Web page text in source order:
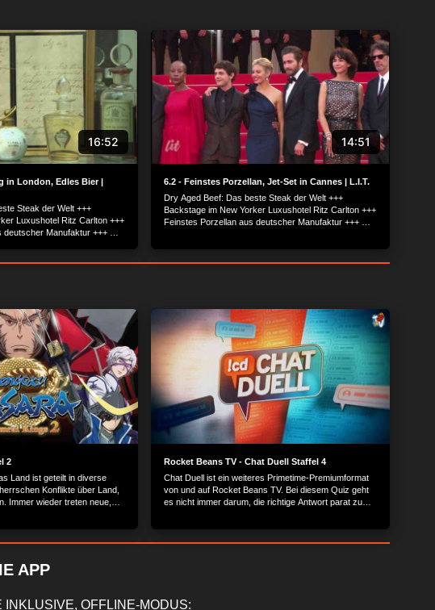
16:52
in London, Edles Bier |
Steak der Welt +++
Luxushotel Ritz Carlton +++
Manufaktur +++ Mit
14:51
6.2 - Feinstes Porzellan, Jet-Set in Cannes | L.I.T.
Dry Aged Beef: Das beste Steak der Welt +++
Backstage im New Yorker Luxushotel Ritz Carlton +++
Feinstes Porzellan aus deutscher Manufaktur +++ Mit
2
Land ist geteilt in diverse
Konflikte über Land,
Immer wieder treten neue,
Rocket Beans TV - Chat Duell Staffel 4
Chat Duell ist ein weiteres Primetime-Premiumformat
von und auf Rocket Beans TV. Bei diesem Quiz geht
es nicht immer darum, die richtige Antwort parat zu
APP
INKLUSIVE, OFFLINE-MODUS: